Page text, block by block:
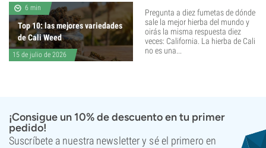
6 min
Top 10: las mejores variedades
de Cali Weed
15 de julio de 2026
Pregunta a diez fumetas de dónde
sale la mejor hierba del mundo y
oirás la misma respuesta diez
veces: California. La hierba de Cali
no es una...
¡Consigue un 10% de descuento en tu primer
pedido!
Suscríbete a nuestra newsletter y sé el primero en